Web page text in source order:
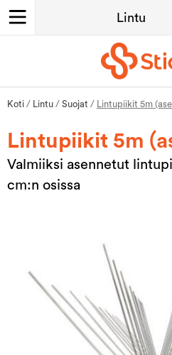
Koti / Lintu / Suojat / Lintupiikit 5m
Lintupiikit 5m
Valmiiksi asennetut
cm:n osissa